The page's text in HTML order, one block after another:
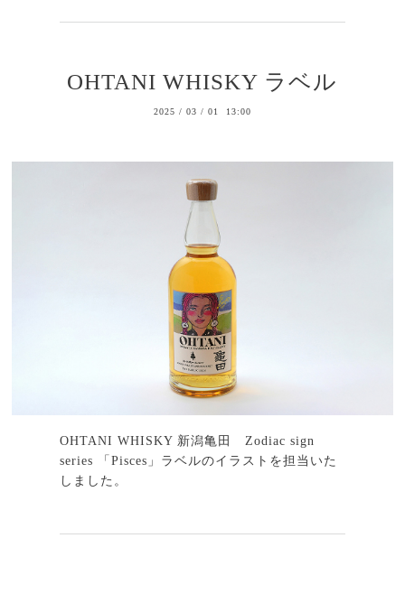
OHTANI WHISKY ラベル
2025 / 03 / 01 13:00
OHTANI WHISKY 新潟亀田 Zodiac sign
series 「Pisces」ラベルのイラストを担当いた
しました。